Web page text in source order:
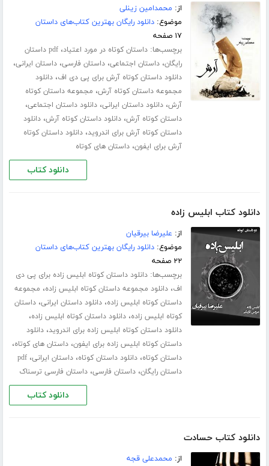
از: محمدامین زینلی
موضوع:دانلود رایگان بهترین کتاب‌های داستان
۱۷ صفحه
برچسب‌ها:داستان کوتاه در مورد اعتیاد،
pdf داستان
رایگان،داستان اجتماعی،داستان فارسی،داستان ایرانی،
دانلود داستان کوتاه آرش برای پی دی اف،دانلود
مجموعه داستان کوتاه آرش، مجموعه داستان کوتاه
آرش،دانلود داستان ایرانی،دانلود داستان اجتماعی،
داستان کوتاه آرش،دانلود داستان کوتاه آرش،دانلود
داستان کوتاه آرش برای اندروید،دانلود داستان کوتاه
آرش برای ایفون،داستان های کوتاه
دانلود کتاب
دانلود کتاب ابلیس زاده
از: علیرضا بیرقیان
موضوع:دانلود رایگان بهترین کتاب‌های داستان
۲۲ صفحه
برچسب‌ها:دانلود داستان کوتاه ابلیس زاده برای پی دی
اف،دانلود مجموعه داستان کوتاه ابلیس زاده، مجموعه
داستان کوتاه ابلیس زاده،دانلود داستان ایرانی،داستان
کوتاه ابلیس زاده،دانلود داستان کوتاه ابلیس زاده،
دانلود داستان کوتاه ابلیس زاده برای اندروید،دانلود
داستان کوتاه ابلیس زاده برای ایفون،داستان های کوتاه،
داستان کوتاه،دانلود داستان کوتاه،داستان ایرانی،pdf
داستان رایگان،داستان فارسی،داستان فارسی ترسناک
دانلود کتاب
دانلود کتاب حسادت
از: محمدعلی قجه